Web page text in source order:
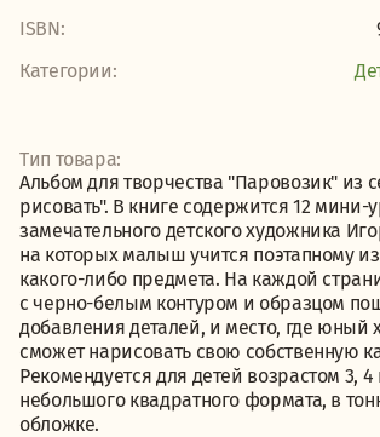
ISBN:
Категории:
Тип товара:
Альбом для творчества "Паровозик" из
рисовать". В книге содержится 12 мини-
замечательного детского художника
на которых малыш учится поэтапному
какого-либо предмета. На каждой
с черно-белым контуром и образцом
добавления деталей, и место, где юный
сможет нарисовать свою собственную
Рекомендуется для детей возрастом 3,
небольшого квадратного формата, в
обложке.